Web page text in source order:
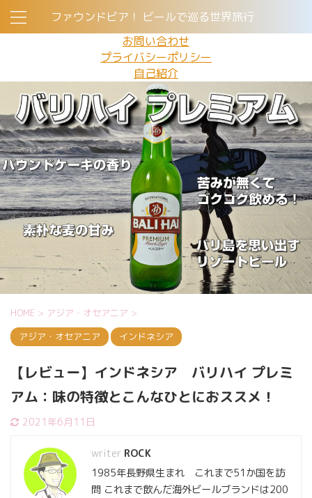
ファウンドビア！ ビールで巡る世界旅行
お問い合わせ
プライバシーポリシー
自己紹介
HOME > アジア・オセアニア >
アジア・オセアニア
インドネシア
【レビュー】インドネシア バリハイ プレミ
アム：味の特徴とこんなひとにおススメ！
2021年6月11日
ROCK
1985年長野県生まれ これまで51か国を訪
問 これまで飲んだ海外ビールブランドは200